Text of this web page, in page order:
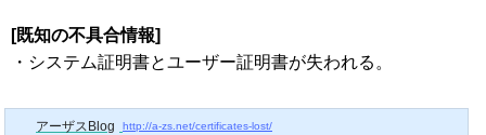
[既知の不具合情報]
・システム証明書とユーザー証明書が失われる。
アーザスBlog http://a-zs.net/certificates-lost/